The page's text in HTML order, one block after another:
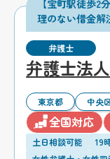
【宝町駅徒歩2
理のない借金解
弁護士
弁護士法
東京都 中央
全国対応
土日相談可能 19